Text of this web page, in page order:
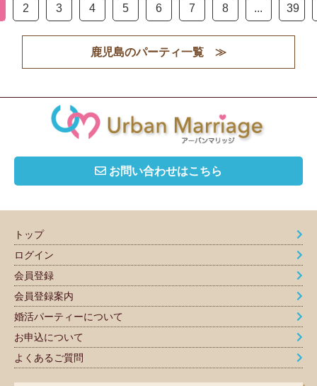
2 3 4 5 6 7 8 ... 39
鹿児島のパーティ一覧 ≫
お問い合わせはこちら
トップ
ログイン
会員登録
会員登録案内
婚活パーティーについて
お申込について
よくあるご質問